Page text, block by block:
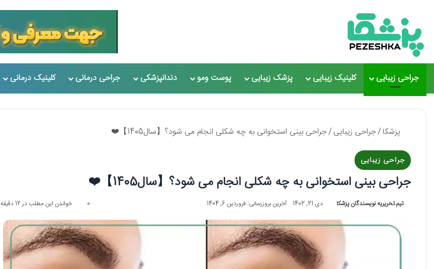
جراحی زیبایی کلینیک زیبایی پزشک زیبایی پوست ومو دندانپزشکی جراحی درمانی کلینیک درمانی
پزشکا/جراحی زیبایی/جراحی بینی استخوانی به چه شکلی انجام می شود؟【سال1405】❤️
جراحی زیبایی
جراحی بینی استخوانی به چه شکلی انجام می شود؟【سال1405】❤️
تیم تحریریه نویسندگان پزشکا دی 21, 1402 آخرین بروزرسانی: فروردین 6, 1404 0 خواندن این مطلب در 12 دقیقه